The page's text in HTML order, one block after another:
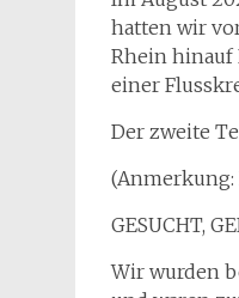
hatten wir
Rhein hinauf
einer
Der zweite
(Anmerkung:
GESUCHT,
Wir wurden